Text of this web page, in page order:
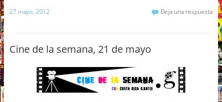
27 mayo, 2012 Deja una respuesta
Cine de la semana, 21 de mayo